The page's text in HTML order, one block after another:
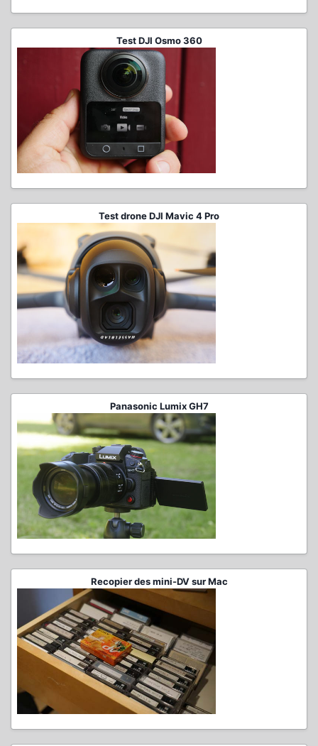
Test DJI Osmo 360
Test drone DJI Mavic 4 Pro
Panasonic Lumix GH7
Recopier des mini-DV sur Mac